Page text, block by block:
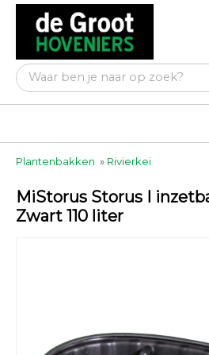
Plantenbakken » Rivierkei
MiStorus Storus I
Zwart 110 liter